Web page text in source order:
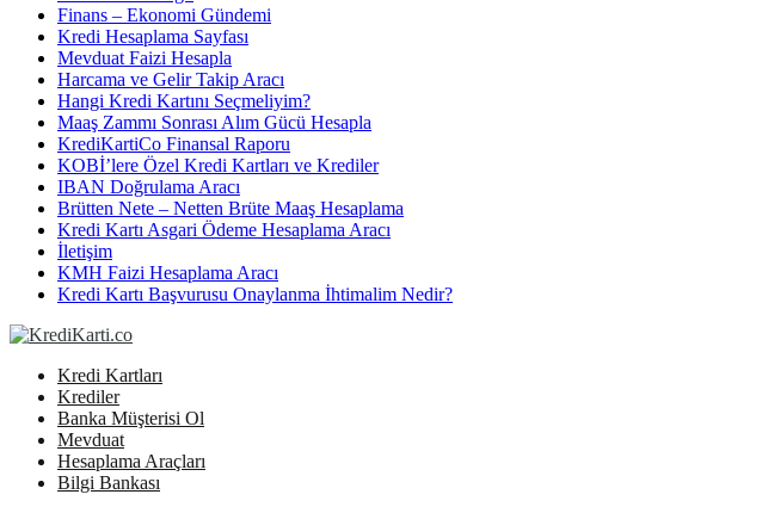
Finans – Ekonomi Gündemi
Kredi Hesaplama Sayfası
Mevduat Faizi Hesapla
Harcama ve Gelir Takip Aracı
Hangi Kredi Kartını Seçmeliyim?
Maaş Zammı Sonrası Alım Gücü Hesapla
KrediKartiCo Finansal Raporu
KOBİ’lere Özel Kredi Kartları ve Krediler
IBAN Doğrulama Aracı
Brütten Nete – Netten Brüte Maaş Hesaplama
Kredi Kartı Asgari Ödeme Hesaplama Aracı
İletişim
KMH Faizi Hesaplama Aracı
Kredi Kartı Başvurusu Onaylanma İhtimalim Nedir?
Kredi Kartları
Krediler
Banka Müşterisi Ol
Mevduat
Hesaplama Araçları
Bilgi Bankası